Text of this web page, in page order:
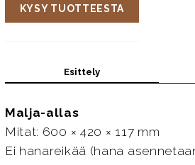
KYSY TUOTTEESTA
Esittely
Malja-allas
Mitat: 600 × 420 × 117 mm
Ei hanareikää (hana